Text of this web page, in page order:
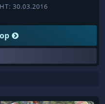
30.03.2016